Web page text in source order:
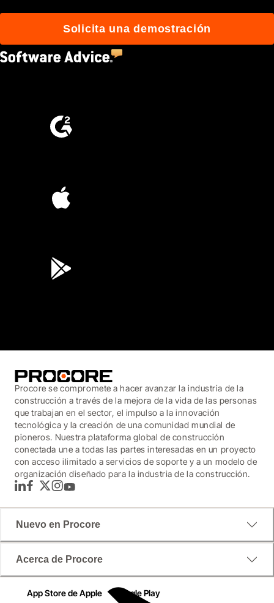
Solicita una demostración
Procore se compromete a hacer avanzar la industria de la
construcción a través de la mejora de la vida de las personas
que trabajan en el sector, el impulso a la innovación
tecnológica y la creación de una comunidad mundial de
pioneros. Nuestra plataforma global de construcción
conectada une a todas las partes interesadas en un proyecto
con acceso ilimitado a servicios de soporte y a un modelo de
organización diseñado para la industria de la construcción.
LinkedInFacebook
TwitterInstagram
YouTube
Nuevo en Procore
Acerca de Procore
App Store de Apple Google Play